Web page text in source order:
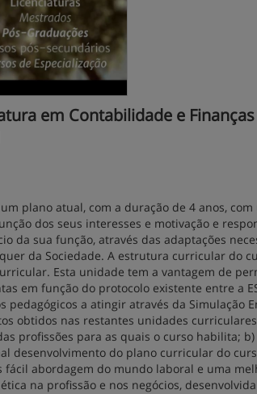
em Contabilidade e
plano atual, com a duração de 4 anos,
dos seus interesses e motivação e
da sua função, através das adaptações
da Sociedade. A estrutura curricular do
Esta unidade tem a vantagem de
em função do protocolo existente entre a
pedagógicos a atingir através da Simulação
obtidos nas restantes unidades
profissões para as quais o curso habilita;
desenvolvimento do plano curricular do
fácil abordagem do mundo laboral e uma
na profissão e nos negócios,